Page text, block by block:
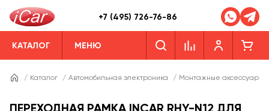
+7 (495) 726-76-86
КАТАЛОГ МЕНЮ
/ Каталог / Автомобильная электроника / Монтажные аксессуары
ПЕРЕХОДНАЯ РАМКА INCAR RHY-N12 ДЛЯ